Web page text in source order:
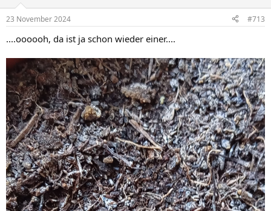
e
:
23 November 2024 #713
....oooooh, da ist ja schon wieder einer....